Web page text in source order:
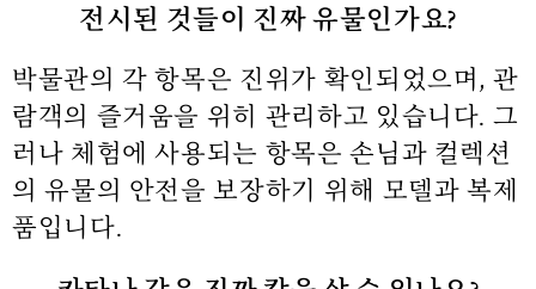
전시된 것들이 진짜 유물인가요?
박물관의 각 항목은 진위가 확인되었으며, 관
람객의 즐거움을 위히 관리하고 있습니다. 그
러나 체험에 사용되는 항목은 손님과 컬렉션
의 유물의 안전을 보장하기 위해 모델과 복제
품입니다.